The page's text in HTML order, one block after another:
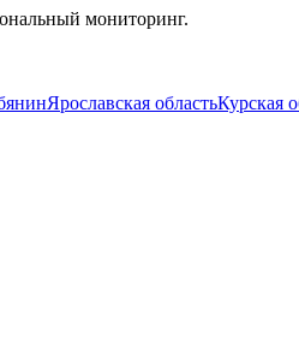
мониторинг.
Ярославская областьКурская